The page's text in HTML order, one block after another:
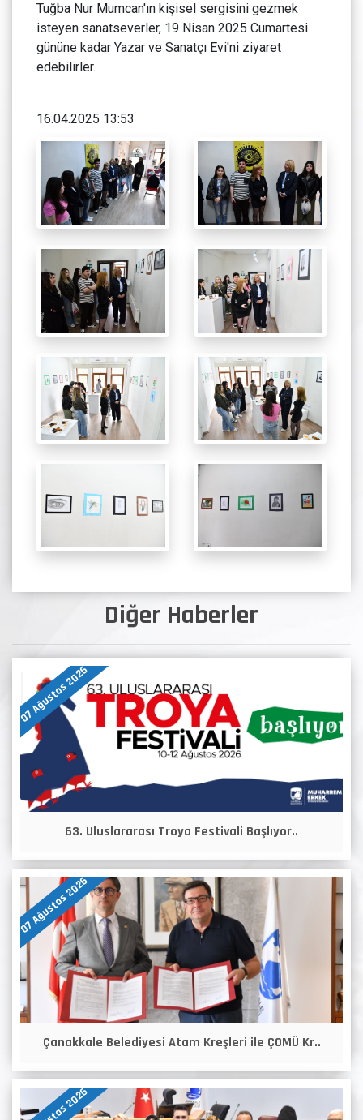
Diğer Haberler
07 Ağustos 2026
63. Uluslararası Troya Festivali Başlıyor..
07 Ağustos 2026
Çanakkale Belediyesi Atam Kreşleri ile ÇOMÜ Kr..
Tuğba Nur Mumcan'ın kişisel sergisini gezmek
isteyen sanatseverler, 19 Nisan 2025 Cumartesi
gününe kadar Yazar ve Sanatçı Evi'ni ziyaret
edebilirler.
16.04.2025 13:53